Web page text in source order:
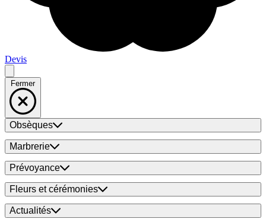
Devis
Fermer
Obsèques
Marbrerie
Prévoyance
Fleurs et cérémonies
Actualités